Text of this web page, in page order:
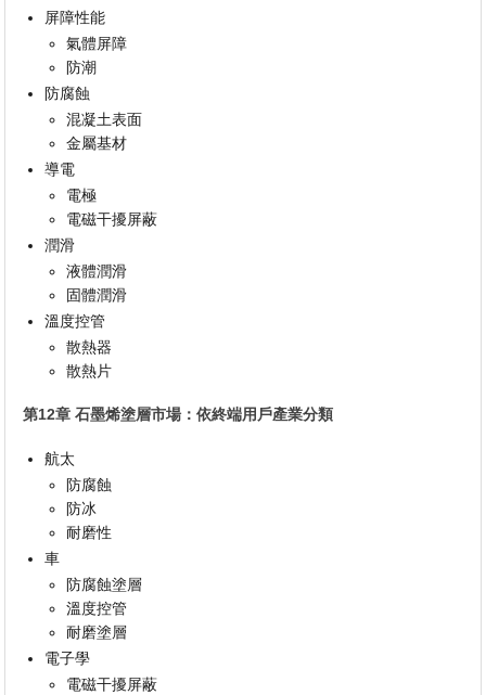
屏障性能
氣體屏障
防潮
防腐蝕
混凝土表面
金屬基材
導電
電極
電磁干擾屏蔽
潤滑
液體潤滑
固體潤滑
溫度控管
散熱器
散熱片
第12章 石墨烯塗層市場：依終端用戶產業分類
航太
防腐蝕
防冰
耐磨性
車
防腐蝕塗層
溫度控管
耐磨塗層
電子學
電磁干擾屏蔽